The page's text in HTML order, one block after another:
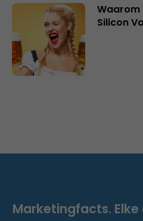
Waarom
Silicon
Marketingfacts. Elke